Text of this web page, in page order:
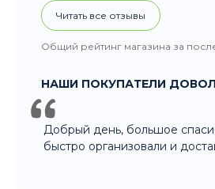
быстро организовали и
Рейтинг Google
5,0